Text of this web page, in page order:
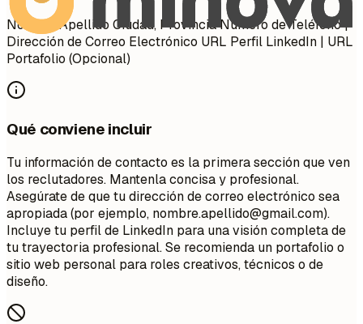
Nombre Apellido Ciudad, Provincia Número de Teléfono |
Dirección de Correo Electrónico URL Perfil LinkedIn | URL
Portafolio (Opcional)
Qué conviene incluir
Tu información de contacto es la primera sección que ven
los reclutadores. Mantenla concisa y profesional.
Asegúrate de que tu dirección de correo electrónico sea
apropiada (por ejemplo, nombre.apellido@gmail.com).
Incluye tu perfil de LinkedIn para una visión completa de
tu trayectoria profesional. Se recomienda un portafolio o
sitio web personal para roles creativos, técnicos o de
diseño.